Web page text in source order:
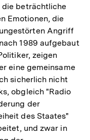
die beträchtliche
Emotionen, die
Angriff
1989 aufgebaut
zeigen
eine gemeinsame
sicherlich nicht
obgleich "Radio
der
des Staates"
und zwar in